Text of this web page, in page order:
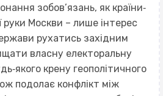
зобов’язань, як країни‐
руки Москви – лише інтерес
рухатись західним
власну електоральну
крену геополітичного
подолає конфлікт між